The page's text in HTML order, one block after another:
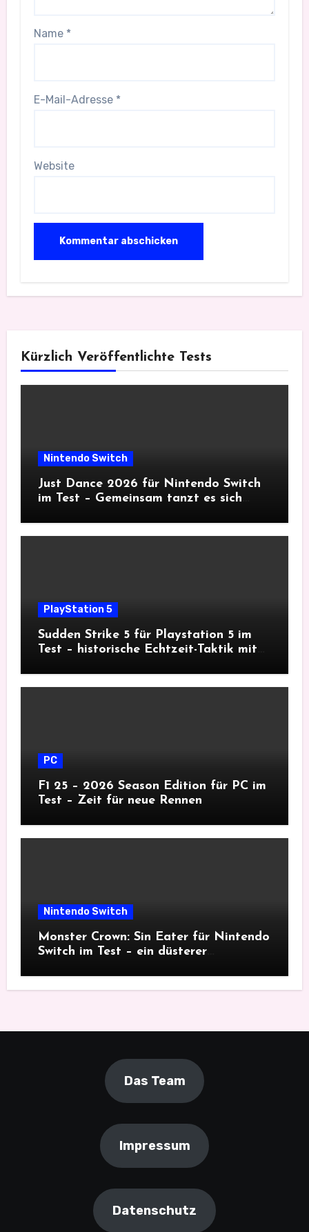
Name *
E-Mail-Adresse *
Website
Kürzlich Veröffentlichte Tests
Nintendo Switch
Just Dance 2026 für Nintendo Switch
im Test – Gemeinsam tanzt es sich
PlayStation 5
Sudden Strike 5 für Playstation 5 im
Test – historische Echtzeit-Taktik mit
PC
F1 25 – 2026 Season Edition für PC im
Test – Zeit für neue Rennen
Nintendo Switch
Monster Crown: Sin Eater für Nintendo
Switch im Test – ein düsterer
Das Team
Impressum
Datenschutz